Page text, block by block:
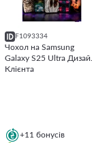
F1093334
Чохол на Samsung
Galaxy S25 Ultra Дизайн
Клієнта
+11 бонусів